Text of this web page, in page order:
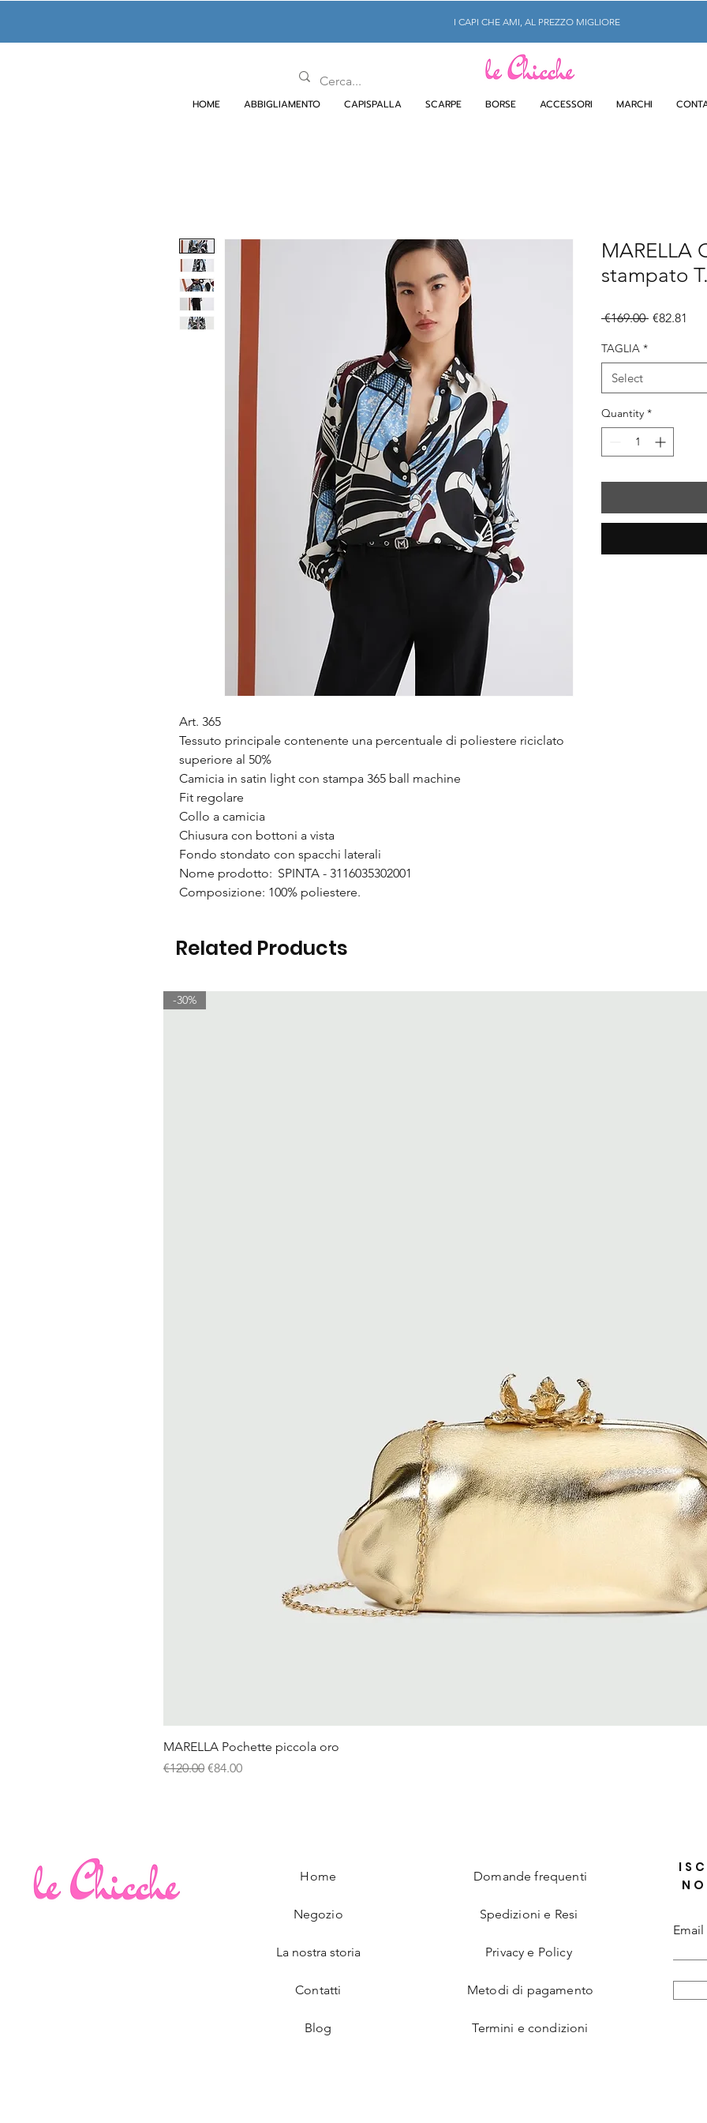
I CAPI CHE AMI, AL PREZZO MIGLIORE
HOME ABBIGLIAMENTO CAPISPALLA SCARPE BORSE ACCESSORI MARCHI
Art. 365
Tessuto principale contenente una percentuale di poliestere riciclato
superiore al 50%
Camicia in satin light con stampa 365 ball machine
Fit regolare
Collo a camicia
Chiusura con bottoni a vista
Fondo stondato con spacchi laterali
Nome prodotto: SPINTA - 3116035302001
Composizione: 100% poliestere.
MARELLA
stampato
€169.00 Regular
€82.81
TAGLIA *
Select
Quantity *
Related Products
-30%
MARELLA Pochette piccola oro
Regular Price
€120.00 Sale Price
€84.00
Home
Negozio
La nostra storia
Contatti
Blog
Domande frequenti
Spedizioni e Resi
Privacy e Policy
Metodi di pagamento
Termini e condizioni
Email